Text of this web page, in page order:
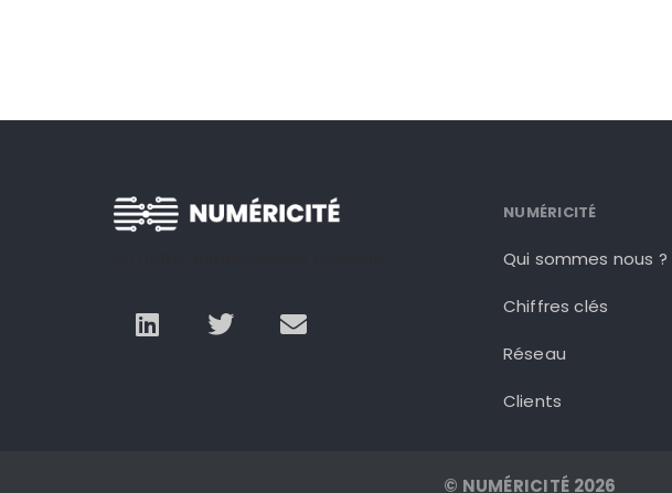
NUMÉRICITÉ
Qui sommes nous ?
Chiffres clés
Réseau
Clients
© NUMÉRICITÉ 2026